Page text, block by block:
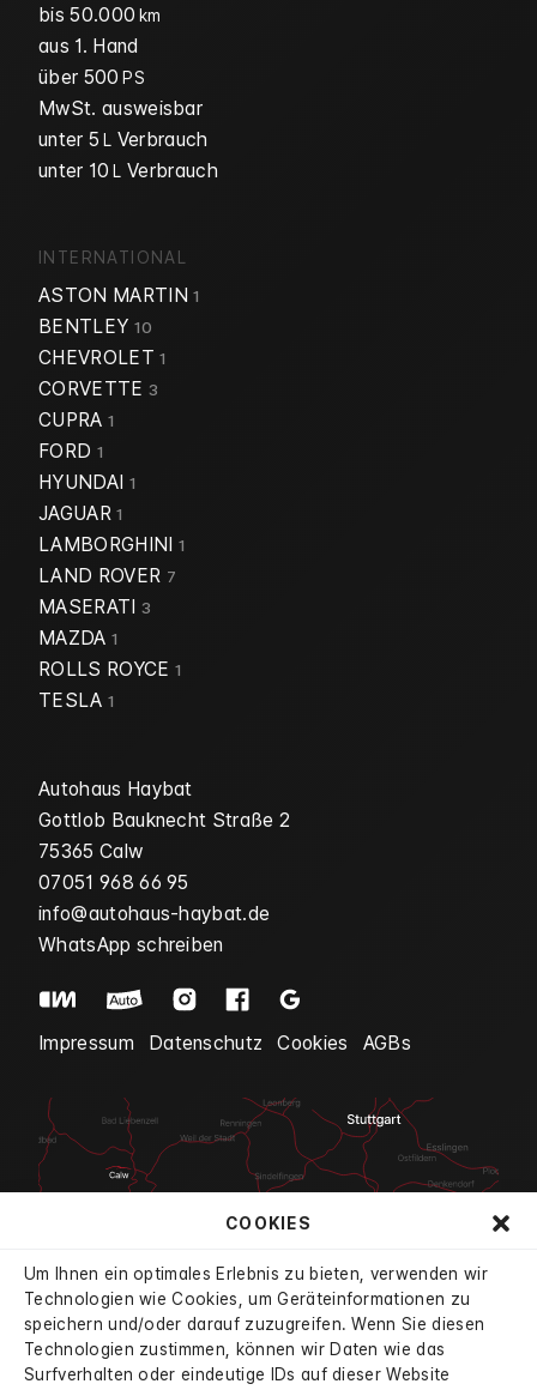
COOKIES
Um Ihnen ein optimales Erlebnis zu bieten, verwenden wir
Technologien wie Cookies, um Geräteinformationen zu
speichern und/oder darauf zuzugreifen. Wenn Sie diesen
Technologien zustimmen, können wir Daten wie das
Surfverhalten oder eindeutige IDs auf dieser Website
Autohaus Haybat
Gottlob Bauknecht Straße 2
75365 Calw
07051 968 66 95
info@autohaus-haybat.de
WhatsApp schreiben
Impressum Datenschutz Cookies AGBs
bis 50.000 km
aus 1. Hand
über 500 PS
MwSt. ausweisbar
unter 5 L Verbrauch
unter 10 L Verbrauch
INTERNATIONAL
ASTON MARTIN1
BENTLEY 10
CHEVROLET1
CORVETTE 3
CUPRA 1
FORD 1
HYUNDAI 1
JAGUAR1
LAMBORGHINI 1
LAND ROVER 7
MASERATI 3
MAZDA 1
ROLLS ROYCE 1
TESLA 1
4.7 aus 834 Bewertungen